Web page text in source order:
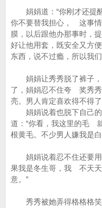
娟娟道：“你刚才还提醒
你不要替我担心， 这事
膜，以后跟他办那事时，
好让他用套，既安全又方
东西，说不过瘾，所以我
娟娟让秀秀脱了裤子，
了，娟娟忍不住夸 奖秀秀
亮。男人肯定喜欢得不得
娟娟说着也脱下自己的
道：“你看，我这里的毛
根黄毛。不少男人嫌我是
娟娟说着忍不住还要用
果我是冬生哥，我 不天
意。”
秀秀被她弄得格格格笑